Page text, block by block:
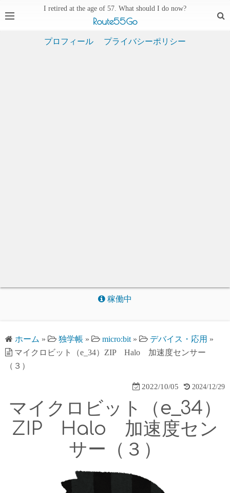
I retired at the age of 57. What should I do now?
Route55Go
プロフィール プライバシーポリシー
稼働中
ホーム » 独学帳 » micro:bit » デバイス・応用 »
マイクロビット（e_34）ZIP Halo 加速度センサー
（３）
2022/10/05 2024/12/29
マイクロビット（e_34）
ZIP Halo 加速度セン
サー（３）